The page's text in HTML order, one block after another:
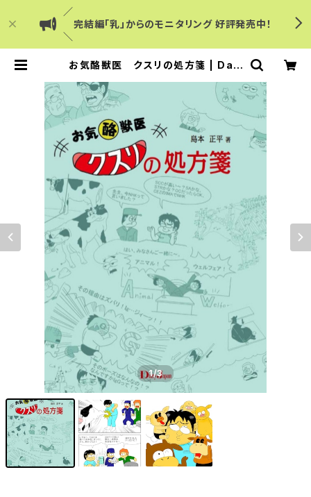
／
完結編「乳」からのモニタリング 好評発売中！
＼
お気酪獣医 クスリの処方箋 | Dair
1/3